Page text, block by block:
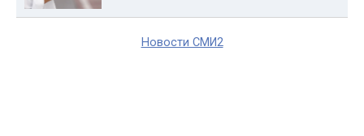
Новости СМИ2